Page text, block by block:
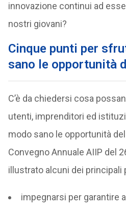
innovazione continui ad
nostri giovani?
Cinque punti per
sano le opportunità
C’è da chiedersi cosa
utenti, imprenditori ed
modo sano le opportunità
Convegno Annuale AIIP del
illustrato alcuni dei principali
impegnarsi per garantire